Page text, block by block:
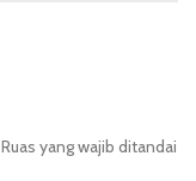
Ruas yang wajib ditandai